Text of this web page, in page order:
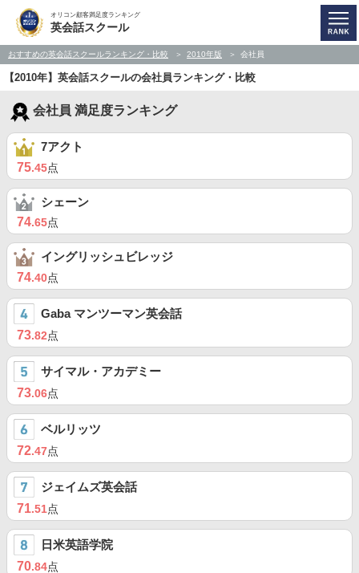
オリコン顧客満足度ランキング
英会話スクール
おすすめの英会話スクールランキング・比較 2010年版 会社員
【2010年】英会話スクールの会社員ランキング・比較
会社員 満足度ランキング
7アクト
75.45点
シェーン
74.65点
イングリッシュビレッジ
74.40点
Gaba マンツーマン英会話
73.82点
サイマル・アカデミー
73.06点
ベルリッツ
72.47点
ジェイムズ英会話
71.51点
日米英語学院
70.84点